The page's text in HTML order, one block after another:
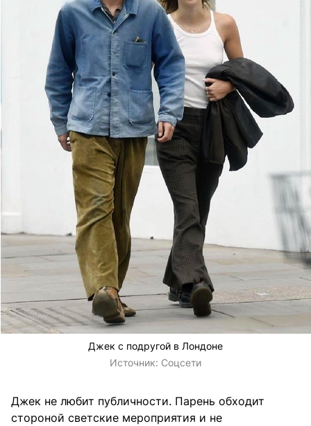
Джек с подругой в Лондоне
Источник: Соцсети
Джек не любит публичности. Парень обходит
стороной светские мероприятия и не